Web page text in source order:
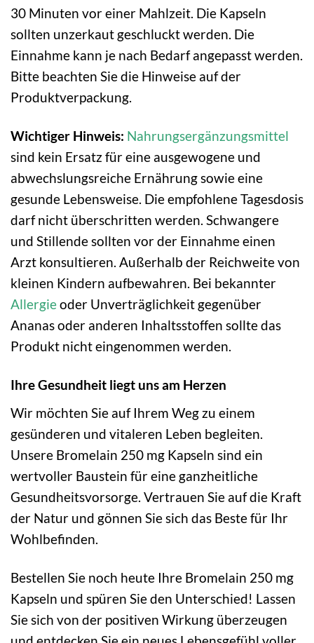
30 Minuten vor einer Mahlzeit. Die Kapseln
sollten unzerkaut geschluckt werden. Die
Einnahme kann je nach Bedarf angepasst werden.
Bitte beachten Sie die Hinweise auf der
Produktverpackung.
Wichtiger Hinweis: Nahrungsergänzungsmittel
sind kein Ersatz für eine ausgewogene und
abwechslungsreiche Ernährung sowie eine
gesunde Lebensweise. Die empfohlene Tagesdosis
darf nicht überschritten werden. Schwangere
und Stillende sollten vor der Einnahme einen
Arzt konsultieren. Außerhalb der Reichweite von
kleinen Kindern aufbewahren. Bei bekannter
Allergieoder Unverträglichkeit gegenüber
Ananas oder anderen Inhaltsstoffen sollte das
Produkt nicht eingenommen werden.
Ihre Gesundheit liegt uns am Herzen
Wir möchten Sie auf Ihrem Weg zu einem
gesünderen und vitaleren Leben begleiten.
Unsere Bromelain 250 mg Kapseln sind ein
wertvoller Baustein für eine ganzheitliche
Gesundheitsvorsorge. Vertrauen Sie auf die Kraft
der Natur und gönnen Sie sich das Beste für Ihr
Wohlbefinden.
Bestellen Sie noch heute Ihre Bromelain 250 mg
Kapseln und spüren Sie den Unterschied! Lassen
Sie sich von der positiven Wirkung überzeugen